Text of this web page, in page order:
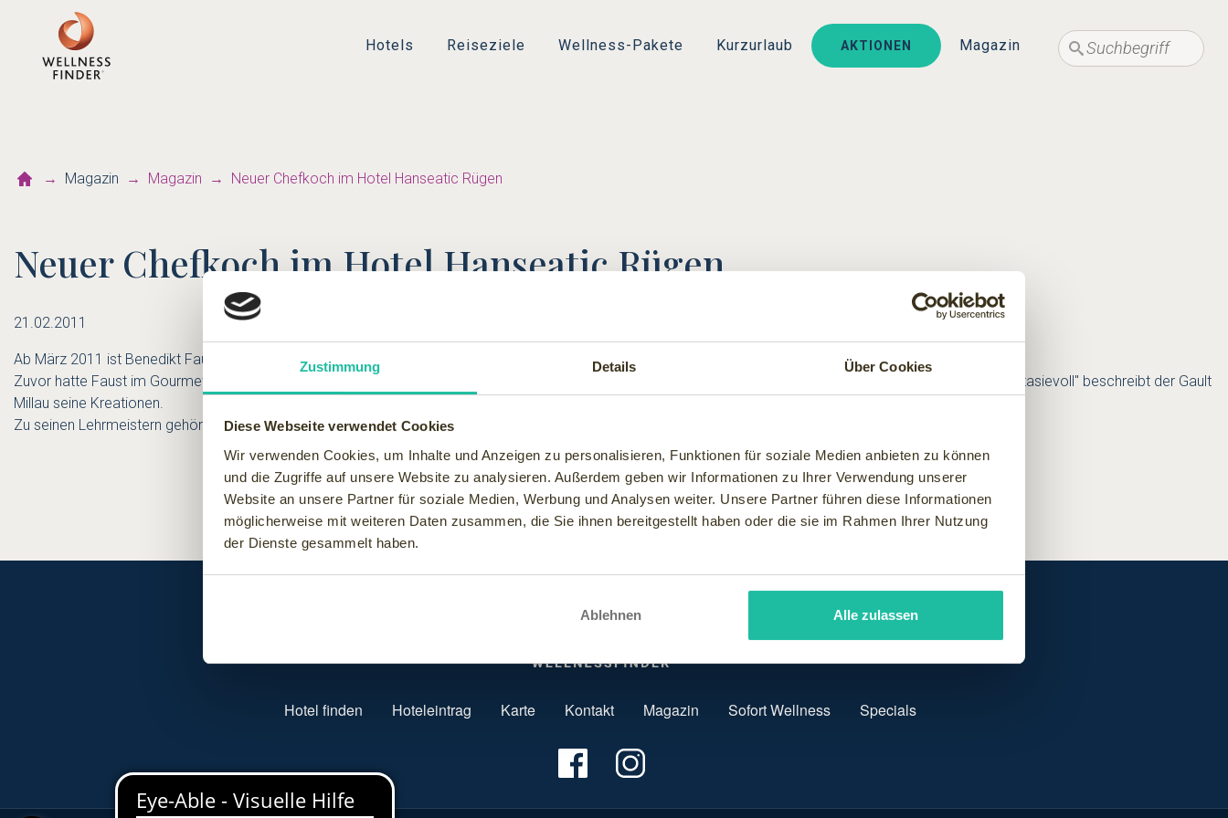
Zustimmung Details Über Cookies
Diese Webseite verwendet Cookies
Wir verwenden Cookies, um Inhalte und Anzeigen zu personalisieren, Funktionen für soziale Medien anbieten zu können
und die Zugriffe auf unsere Website zu analysieren. Außerdem geben wir Informationen zu Ihrer Verwendung unserer
Website an unsere Partner für soziale Medien, Werbung und Analysen weiter. Unsere Partner führen diese Informationen
möglicherweise mit weiteren Daten zusammen, die Sie ihnen bereitgestellt haben oder die sie im Rahmen Ihrer Nutzung
der Dienste gesammelt haben.
Ablehnen Alle zulassen
Hotels Reiseziele Wellness-Pakete Kurzurlaub AKTIONEN Magazin
Suche
Suche
Magazin Magazin Neuer Chefkoch im Hotel Hanseatic Rügen
Neuer Chefkoch im Hotel Hanseatic Rügen
21.02.2011
Ab März 2011 ist Benedikt Faust neuer Küchenchef im Gourmet- Restaurant des Hotel Hanseatic in Göhren auf Rügen.
Zuvor hatte Faust im Gourmet Restaurant "L'étable" in Bad Hersfeld einen Stern im Guide Michelin und 17 Punkte im Gault Millau erkocht. "Üppig, kreativ und fantasievoll" beschreibt der Gault
Millau seine Kreationen.
Zu seinen Lehrmeistern gehört unter anderem der deutsche Spitzenkoch Juan Amador - ein Vertreter der Molekularen Küche.
Hotel finden Hoteleintrag Karte Kontakt Magazin Sofort Wellness Specials